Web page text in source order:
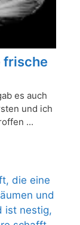
frische
es auch
und ich
...